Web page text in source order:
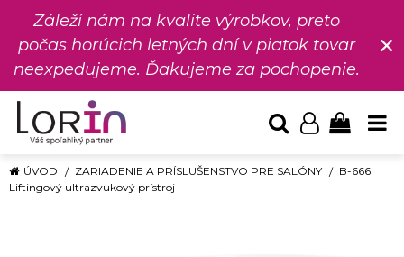
Záleží nám na kvalite výrobkov, preto
počas horúcich letných dní v piatok tovar
neexpedujeme. Ďakujeme za pochopenie.
×
ÚVOD ZARIADENIE A PRÍSLUŠENSTVO PRE SALÓNY
B-666
Liftingový ultrazvukový prístroj